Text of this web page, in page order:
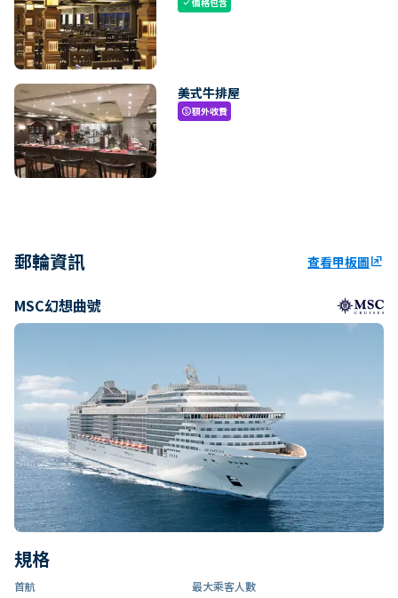
check
美式牛排屋
paid額外收費
郵輪資訊 查看甲板圖ungroup
MSC幻想曲號
規格
首航 最大乘客人數